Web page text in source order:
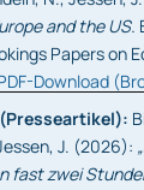
and the US.
Papers on
Download
J. (2026):
fast zwei